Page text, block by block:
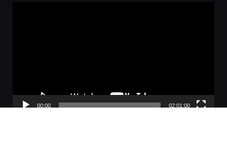
00:00 02:01:00